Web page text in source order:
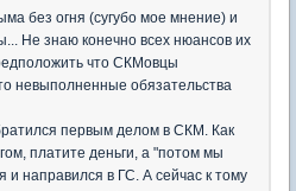
без огня (сугубо мое мнение) и
Не знаю конечно всех нюансов их
что СКМовцы
невыполненные обязательства
первым делом в СКМ. Как
платите деньги, а "потом мы
и направился в ГС. А сейчас к тому